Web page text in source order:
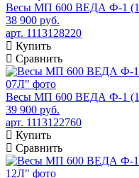
Весы МП 600 ВЕДА Ф-1
38 900 руб.
арт. 1113128220
Купить
Сравнить
Весы МП 600 ВЕДА Ф-1
39 900 руб.
арт. 1113122760
Купить
Сравнить